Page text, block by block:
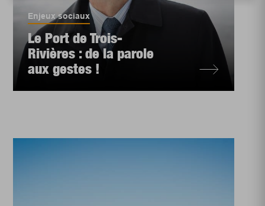
Enjeux sociaux
Le Port de Trois-
Rivières : de la parole
aux gestes !